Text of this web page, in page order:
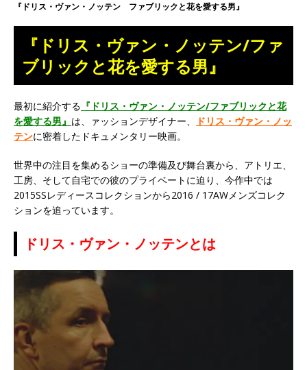
『ドリス・ヴァン・ノッテン ファブリックと花を愛する男』
『ドリス・ヴァン・ノッテン/ファ
ブリックと花を愛する男』
最初に紹介する 『ドリス・ヴァン・ノッテン/ファブリックと花
を愛する男』 は、ァッションデザイナー、
ドリス・ヴァン・ノッ
テンに密着したドキュメンタリー映画。
世界中の注目を集めるショーの準備及び舞台裏から、アトリエ、
工房、そして自宅での彼のプライベートに迫り、今作中では
2015SSレディースコレクションから2016 / 17AWメンズコレク
ションを追っています。
ドリス・ヴァン・ノッテンとは